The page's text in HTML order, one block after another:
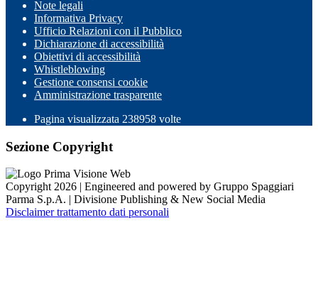
Note legali
Informativa Privacy
Ufficio Relazioni con il Pubblico
Dichiarazione di accessibilità
Obiettivi di accessibilità
Whistleblowing
Gestione consensi cookie
Amministrazione trasparente
Pagina visualizzata 238958 volte
Sezione Copyright
Copyright 2026 | Engineered and powered by Gruppo Spaggiari
Parma S.p.A. | Divisione Publishing & New Social Media
Disclaimer trattamento dati personali